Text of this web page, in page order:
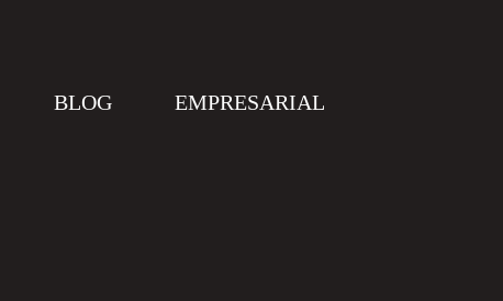
BLOG EMPRESARIAL